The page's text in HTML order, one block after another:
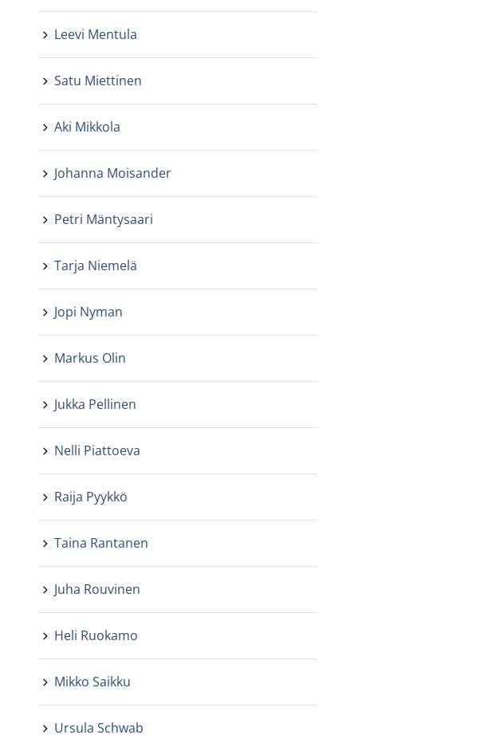
Leevi Mentula
Satu Miettinen
Aki Mikkola
Johanna Moisander
Petri Mäntysaari
Tarja Niemelä
Jopi Nyman
Markus Olin
Jukka Pellinen
Nelli Piattoeva
Raija Pyykkö
Taina Rantanen
Juha Rouvinen
Heli Ruokamo
Mikko Saikku
Ursula Schwab